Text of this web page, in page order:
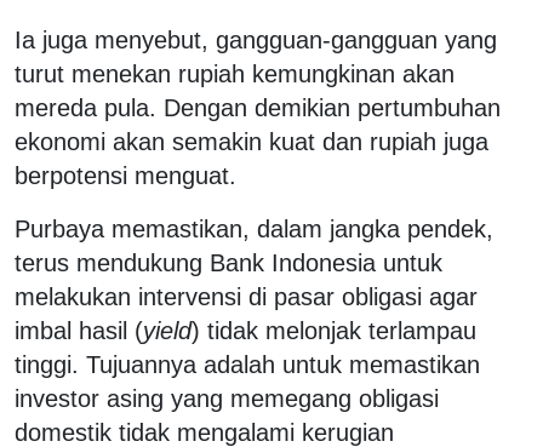
Ia juga menyebut, gangguan-gangguan yang
turut menekan rupiah kemungkinan akan
mereda pula. Dengan demikian pertumbuhan
ekonomi akan semakin kuat dan rupiah juga
berpotensi menguat.
Purbaya memastikan, dalam jangka pendek,
terus mendukung Bank Indonesia untuk
melakukan intervensi di pasar obligasi agar
imbal hasil (yield) tidak melonjak terlampau
tinggi. Tujuannya adalah untuk memastikan
investor asing yang memegang obligasi
domestik tidak mengalami kerugian